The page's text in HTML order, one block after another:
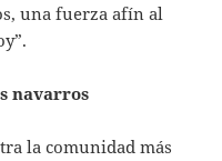
una fuerza afín al
navarros
la comunidad más